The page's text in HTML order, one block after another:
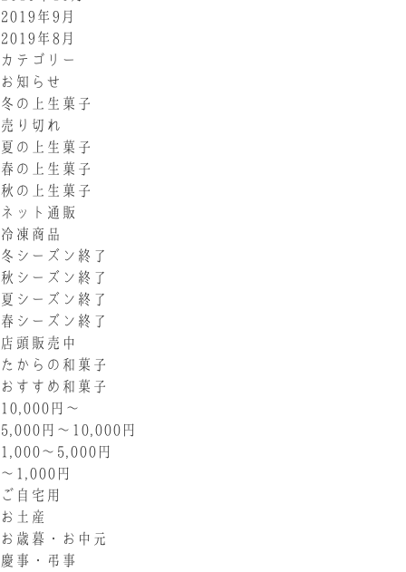
2019年9月
2019年8月
カテゴリー
お知らせ
冬の上生菓子
売り切れ
夏の上生菓子
春の上生菓子
秋の上生菓子
ネット通販
冷凍商品
冬シーズン終了
秋シーズン終了
夏シーズン終了
春シーズン終了
店頭販売中
たからの和菓子
おすすめ和菓子
10,000円〜
5,000円〜10,000円
1,000〜5,000円
〜1,000円
ご自宅用
お土産
お歳暮・お中元
慶事・弔事